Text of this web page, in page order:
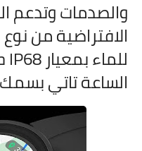
والصدمات وتدعم
الساعة تاتي بسمك 10.5 ملي متر